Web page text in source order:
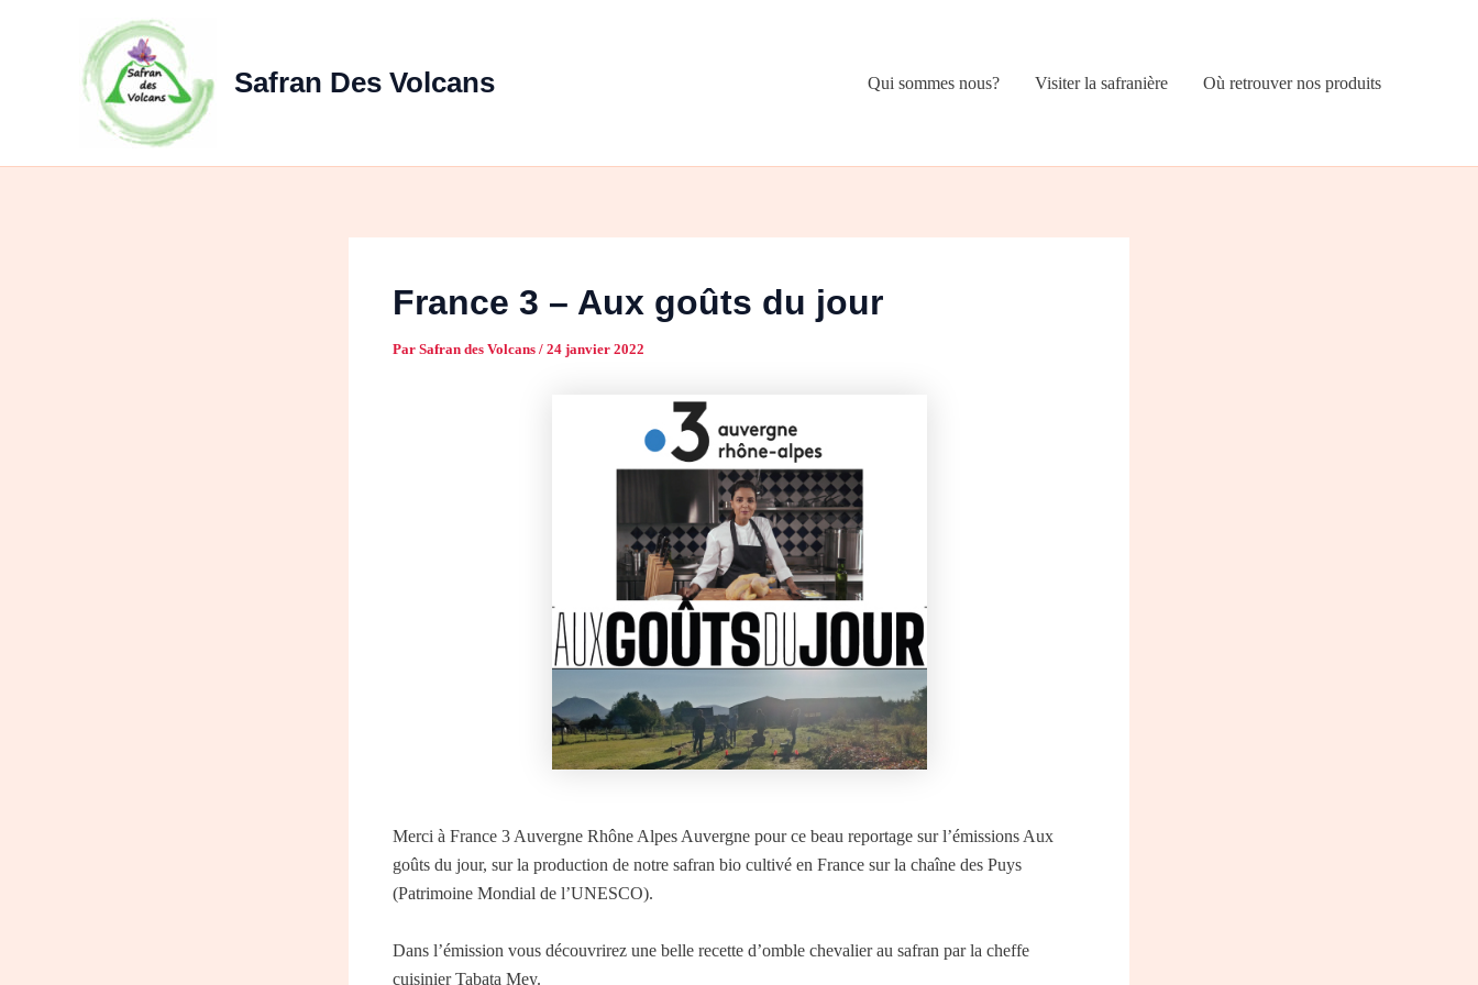
Safran Des Volcans Qui sommes nous? Visiter la safranière Où retrouver nos produits
France 3 – Aux goûts du jour
Par Safran des Volcans / 24 janvier 2022
Merci à France 3 Auvergne Rhône Alpes Auvergne pour ce beau reportage sur l’émissions Aux
goûts du jour, sur la production de notre safran bio cultivé en France sur la chaîne des Puys
(Patrimoine Mondial de l’UNESCO).
Dans l’émission vous découvrirez une belle recette d’omble chevalier au safran par la cheffe
cuisinier Tabata Mey.